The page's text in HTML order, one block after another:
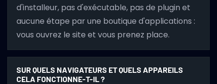
d'installeur, pas d'exécutable, pas de plugin et
aucune étape par une boutique d'applications :
vous ouvrez le site et vous prenez place.
SUR QUELS NAVIGATEURS ET QUELS APPAREILS
CELA FONCTIONNE-T-IL ?